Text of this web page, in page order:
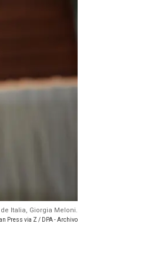
Italia, Giorgia Meloni.
Press via Z / DPA - Archivo